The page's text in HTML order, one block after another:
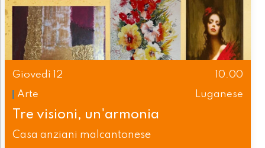
Giovedì 12
10.00
Arte
Luganese
Tre visioni, un'armonia
Casa anziani malcantonese